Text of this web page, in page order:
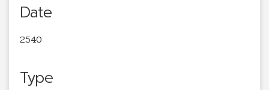
Date
2540
Type